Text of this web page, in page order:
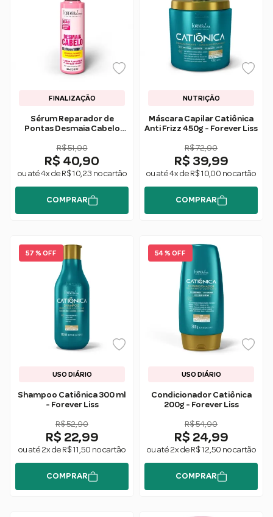
FINALIZAÇÃO
Sérum Reparador de
Pontas Desmaia Cabelo
R$ 51,90
R$ 40,90
ou até 4x de R$ 10,23 no cartão
COMPRAR
NUTRIÇÃO
Máscara Capilar Catiônica
Anti Frizz 450g - Forever Liss
R$ 72,90
R$ 39,99
ou até 4x de R$ 10,00 no cartão
COMPRAR
57 % OFF
USO DIÁRIO
Shampoo Catiônica 300 ml
- Forever Liss
R$ 52,90
R$ 22,99
ou até 2x de R$ 11,50 no cartão
COMPRAR
54 % OFF
USO DIÁRIO
Condicionador Catiônica
200g - Forever Liss
R$ 54,90
R$ 24,99
ou até 2x de R$ 12,50 no cartão
COMPRAR